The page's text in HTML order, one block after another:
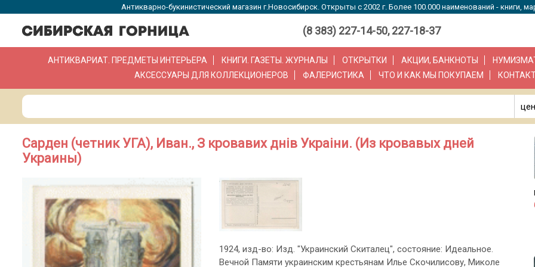
Антикварно-букинистический магазин г.Новосибирск. Открыты с 2002 г. Более 100.000 наименований - книги,
(8 383) 227-14-50, 227-18-37
АНТИКВАРИАТ. ПРЕДМЕТЫ ИНТЕРЬЕРА КНИГИ. ГАЗЕТЫ. ЖУРНАЛЫ ОТКРЫТКИ АКЦИИ, БАНКНОТЫ
АКСЕССУАРЫ ДЛЯ КОЛЛЕКЦИОНЕРОВ
ФАЛЕРИСТИКА ЧТО И КАК МЫ ПОКУПАЕМ
Сарден (четник УГА), Иван., З кровавих днiв Украiни. (Из кровавых дней
Украины)
1924, изд-во: Изд. "Украинский Скиталец", состояние: Идеальное.
Вечной Памяти украинским крестьянам Илье Скочилисову, Миколе